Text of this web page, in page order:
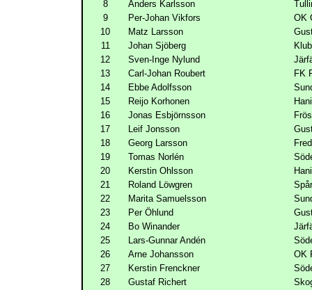
8
Anders Karlsson
9
Per-Johan Vikfors
OK
10
Matz Larsson
11
Johan Sjöberg
12
Sven-Inge Nylund
13
Carl-Johan Roubert
FK
14
Ebbe Adolfsson
15
Reijo Korhonen
16
Jonas Esbjörnsson
17
Leif Jonsson
18
Georg Larsson
19
Tomas Norlén
20
Kerstin Ohlsson
21
Roland Löwgren
22
Marita Samuelsson
23
Per Öhlund
24
Bo Winander
25
Lars-Gunnar Andén
26
Arne Johansson
OK
27
Kerstin Frenckner
28
Gustaf Richert